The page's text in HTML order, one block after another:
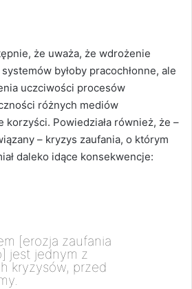
że uważa, że wdrożenie
byłoby pracochłonne, ale
uczciwości procesów
różnych mediów
korzyści. Powiedziała również, że –
– kryzys zaufania, o którym
daleko idące konsekwencje:
[erozja zaufania
jest jednym z
kryzysów, przed